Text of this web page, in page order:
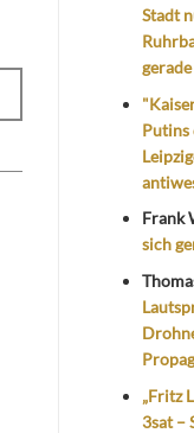
Stadt
Putins
Frank
sich
„Fritz
3sat –